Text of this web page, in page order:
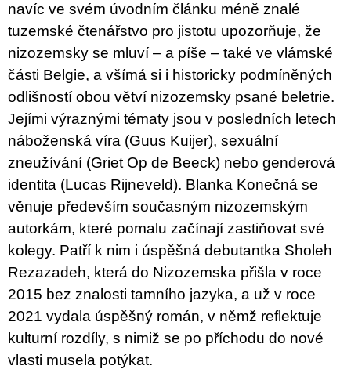
navíc ve svém úvodním článku méně znalé
tuzemské čtenářstvo pro jistotu upozorňuje, že
nizozemsky se mluví – a píše – také ve vlámské
části Belgie, a všímá si i historicky podmíněných
odlišností obou větví nizozemsky psané beletrie.
Jejími výraznými tématy jsou v posledních letech
náboženská víra (Guus Kuijer), sexuální
zneužívání (Griet Op de Beeck) nebo genderová
identita (Lucas Rijneveld). Blanka Konečná se
věnuje především současným nizozemským
autorkám, které pomalu začínají zastiňovat své
kolegy. Patří k nim i úspěšná debutantka Sholeh
Rezazadeh, která do Nizozemska přišla v roce
2015 bez znalosti tamního jazyka, a už v roce
2021 vydala úspěšný román, v němž reflektuje
kulturní rozdíly, s nimiž se po příchodu do nové
vlasti musela potýkat.